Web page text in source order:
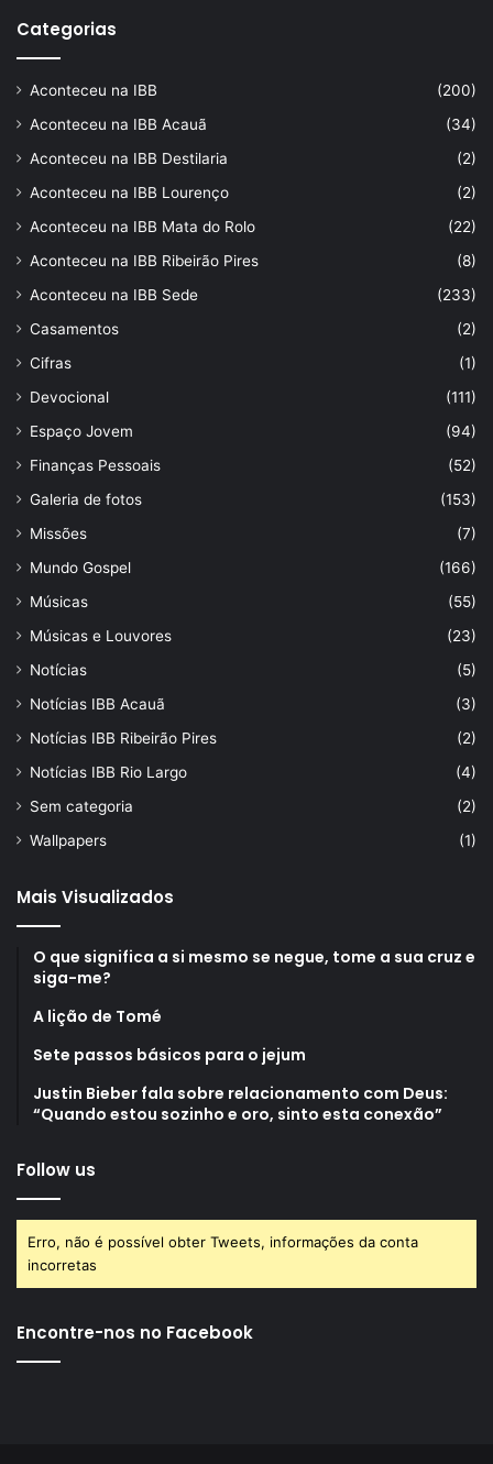
Categorias
Aconteceu na IBB
(200)
Aconteceu na IBB Acauã
(34)
Aconteceu na IBB Destilaria
(2)
Aconteceu na IBB Lourenço
(2)
Aconteceu na IBB Mata do Rolo
(22)
Aconteceu na IBB Ribeirão Pires
(8)
Aconteceu na IBB Sede
(233)
Casamentos
(2)
Cifras
(1)
Devocional
(111)
Espaço Jovem
(94)
Finanças Pessoais
(52)
Galeria de fotos
(153)
Missões
(7)
Mundo Gospel
(166)
Músicas
(55)
Músicas e Louvores
(23)
Notícias
(5)
Notícias IBB Acauã
(3)
Notícias IBB Ribeirão Pires
(2)
Notícias IBB Rio Largo
(4)
Sem categoria
(2)
Wallpapers
(1)
Mais Visualizados
O que significa a si mesmo se negue, tome a sua cruz e
siga-me?
A lição de Tomé
Sete passos básicos para o jejum
Justin Bieber fala sobre relacionamento com Deus:
“Quando estou sozinho e oro, sinto esta conexão”
Follow us
Erro, não é possível obter Tweets, informações da conta
incorretas
Encontre-nos no Facebook